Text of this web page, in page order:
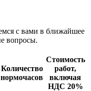
с вами в ближайшее
вопросы.
Количество
нормочасов
Стоимость
работ,
включая
НДС 20%